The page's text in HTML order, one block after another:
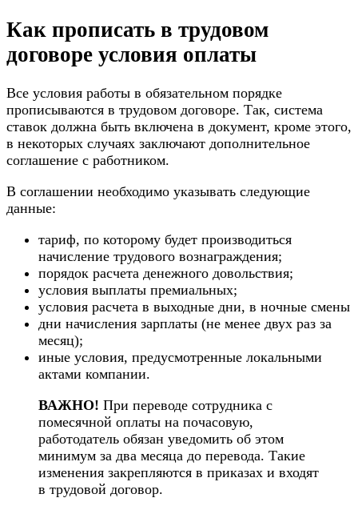
Как прописать в трудовом
договоре условия оплаты
Все условия работы в обязательном порядке
прописываются в трудовом договоре. Так, система
ставок должна быть включена в документ, кроме этого,
в некоторых случаях заключают дополнительное
соглашение с работником.
В соглашении необходимо указывать следующие
данные:
тариф, по которому будет производиться
начисление трудового вознаграждения;
порядок расчета денежного довольствия;
условия выплаты премиальных;
условия расчета в выходные дни, в ночные смены
дни начисления зарплаты (не менее двух раз за
месяц);
иные условия, предусмотренные локальными
актами компании.
ВАЖНО! При переводе сотрудника с
помесячной оплаты на почасовую,
работодатель обязан уведомить об этом
минимум за два месяца до перевода. Такие
изменения закрепляются в приказах и входят
в трудовой договор.